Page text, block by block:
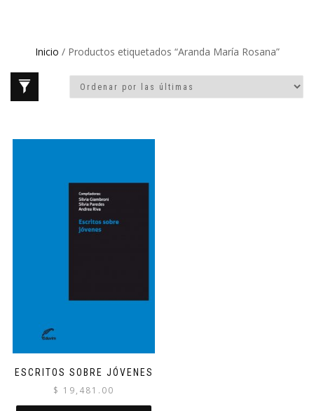
Inicio / Productos etiquetados “Aranda María Rosana”
ESCRITOS SOBRE JÓVENES
$ 19,481.00